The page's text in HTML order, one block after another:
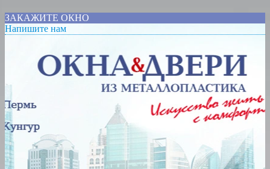
ЗАКАЖИТЕ ОКНО
Напишите нам